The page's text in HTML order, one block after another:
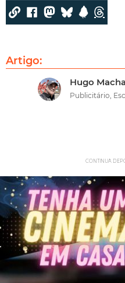
Artigo:
Hugo
Publicitário,
CONTINUA